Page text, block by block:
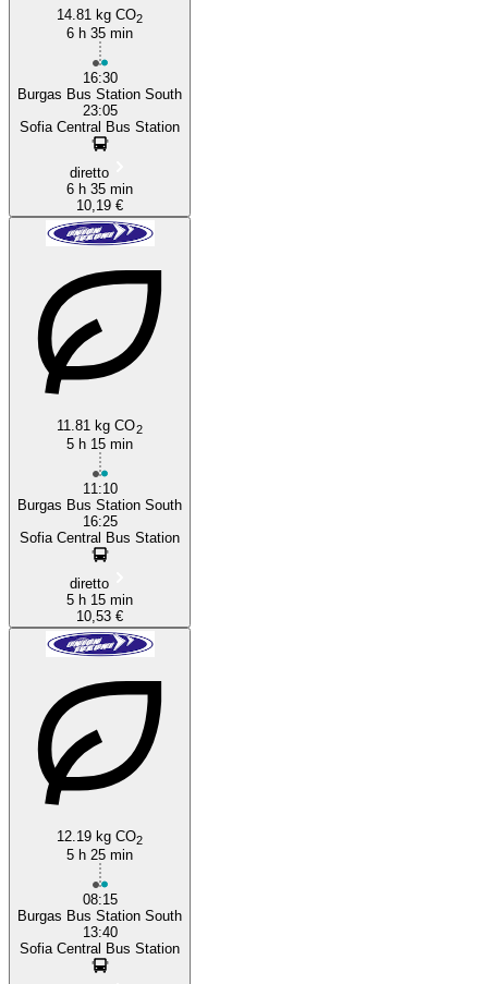
14.81 kg CO2
6 h 35 min
16:30
Burgas Bus Station South
23:05
Sofia Central Bus Station
diretto
6 h 35 min
10,19 €
11.81 kg CO2
5 h 15 min
11:10
Burgas Bus Station South
16:25
Sofia Central Bus Station
diretto
5 h 15 min
10,53 €
12.19 kg CO2
5 h 25 min
08:15
Burgas Bus Station South
13:40
Sofia Central Bus Station